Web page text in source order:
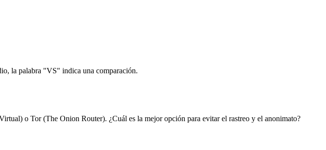
o Tor (The Onion Router). ¿Cuál es la mejor opción para evitar el rastreo y el anonimato?